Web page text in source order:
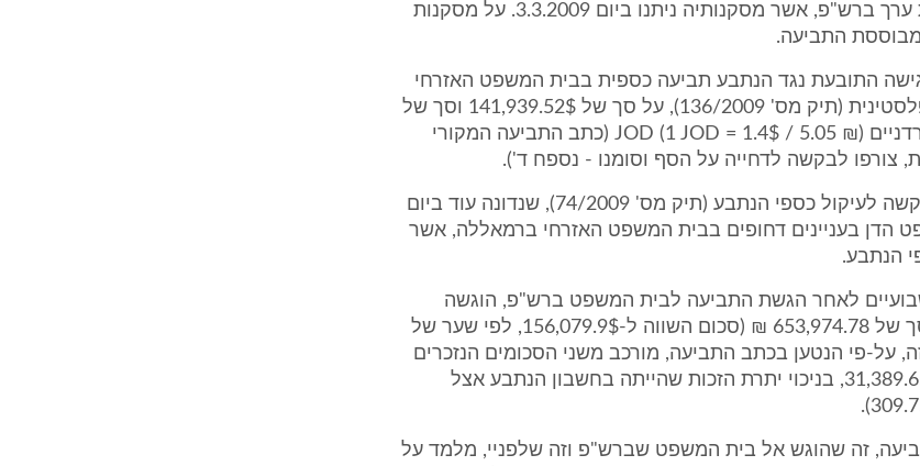
ערך שברשות לניירות ערך ברש"פ, אשר מסקנותיה ניתנו ביום 3.3.2009. על מסקנות
מבוססת התביעה.
12.3.2009 הגישה התובעת נגד הנתבע תביעה כספית בבית המשפט האזרחי
ברמאללה ברשות הפלסטינית (תיק מס' 136/2009), על סך של 141,939.52$ וסך של
10,018.457 דינרים ירדניים JOD (1 JOD = 1.4$ / 5.05 ₪) (כתב התביעה המקורי
צורפו לבקשה לדחייה על הסף וסומנו - נספח ד').
במקביל גם הוגשה בקשה לעיקול כספי הנתבע (תיק מס' 74/2009), שנדונה עוד ביום
השופט הדן בעניינים דחופים בבית המשפט האזרחי ברמאללה, אשר
הנתבע.
26.3.2009, שבועיים לאחר הגשת התביעה לבית המשפט ברש"פ, הוגשה
התביעה הנדונה על סך של 653,974.78 ₪ (סכום השווה ל-156,079.9$, לפי שער של
סכום זה, על-פי הנטען בכתב התביעה, מורכב משני הסכומים הנזכרים
לעיל (125,000$ ו-31,389.65$, בניכוי יתרת הזכות שהייתה בחשבון הנתבע אצל
זה שהוגש אל בית המשפט שברש"פ וזה שלפניי, מלמד על